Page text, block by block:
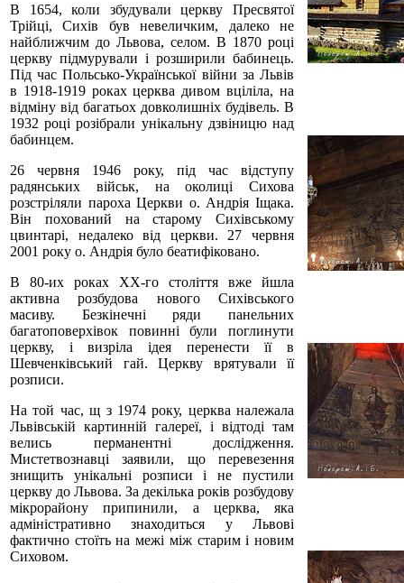
В 1654, коли збудували церкву Пресвятої
Трійці, Сихів був невеличким, далеко не
найближчим до Львова, селом. В 1870 році
церкву підмурували і розширили бабинець.
Під час Польсько-Української війни за Львів
в 1918-1919 роках церква дивом вціліла, на
відміну від багатьох довколишніх будівель. В
1932 році розібрали унікальну дзвіницю над
бабинцем.
26 червня 1946 року, під час відступу
радянських військ, на околиці Сихова
розстріляли пароха Церкви о. Андрія Іщака.
Він похований на старому Сихівському
цвинтарі, недалеко від церкви. 27 червня
2001 року о. Андрія було беатифіковано.
В 80-их роках ХХ-го століття вже йшла
активна розбудова нового Сихівського
масиву. Безкінечні ряди панельних
багатоповерхівок повинні були поглинути
церкву, і визріла ідея перенести її в
Шевченківський гай. Церкву врятували її
розписи.
На той час, щ з 1974 року, церква належала
Львівській картинній галереї, і відтоді там
велись перманентні дослідження.
Мистетвознавці заявили, що перевезення
знищить унікальні розписи і не пустили
церкву до Львова. За декілька років розбудову
мікрорайону припинили, а церква, яка
адміністративно знаходиться у Львові
фактично стоїть на межі між старим і новим
Сиховом.